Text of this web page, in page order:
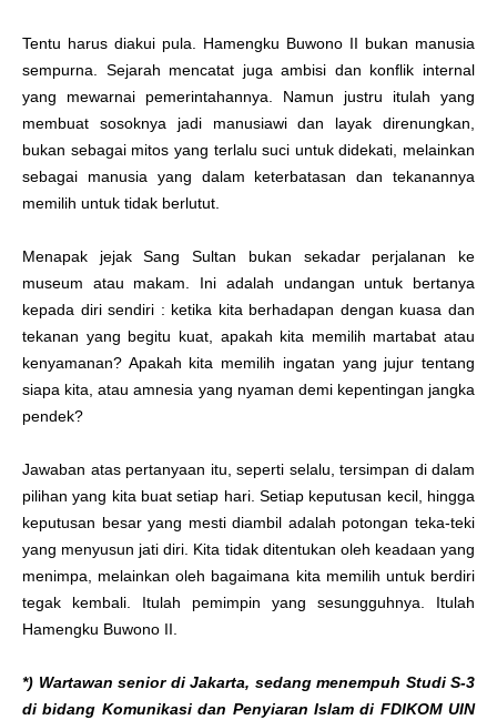
Tentu harus diakui pula. Hamengku Buwono II bukan manusia
sempurna. Sejarah mencatat juga ambisi dan konflik internal
yang mewarnai pemerintahannya. Namun justru itulah yang
membuat sosoknya jadi manusiawi dan layak direnungkan,
bukan sebagai mitos yang terlalu suci untuk didekati, melainkan
sebagai manusia yang dalam keterbatasan dan tekanannya
memilih untuk tidak berlutut.
Menapak jejak Sang Sultan bukan sekadar perjalanan ke
museum atau makam. Ini adalah undangan untuk bertanya
kepada diri sendiri : ketika kita berhadapan dengan kuasa dan
tekanan yang begitu kuat, apakah kita memilih martabat atau
kenyamanan? Apakah kita memilih ingatan yang jujur tentang
siapa kita, atau amnesia yang nyaman demi kepentingan jangka
pendek?
Jawaban atas pertanyaan itu, seperti selalu, tersimpan di dalam
pilihan yang kita buat setiap hari. Setiap keputusan kecil, hingga
keputusan besar yang mesti diambil adalah potongan teka-teki
yang menyusun jati diri. Kita tidak ditentukan oleh keadaan yang
menimpa, melainkan oleh bagaimana kita memilih untuk berdiri
tegak kembali. Itulah pemimpin yang sesungguhnya. Itulah
Hamengku Buwono II.
*) Wartawan senior di Jakarta, sedang menempuh Studi S-3
di bidang Komunikasi dan Penyiaran Islam di FDIKOM UIN